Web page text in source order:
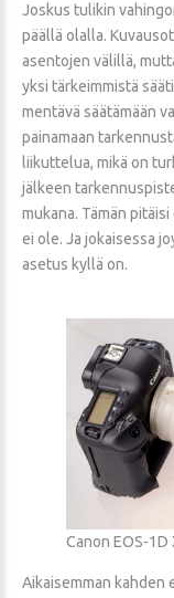
Joskus tulikin
päällä olalla.
asentojen välillä,
yksi tärkeimmistä
mentävä säätämään
painamaan
liikuttelua, mikä on
jälkeen
mukana. Tämän
ei ole. Ja jokaisessa
asetus kyllä on.
Canon EOS-1D
Aikaisemman